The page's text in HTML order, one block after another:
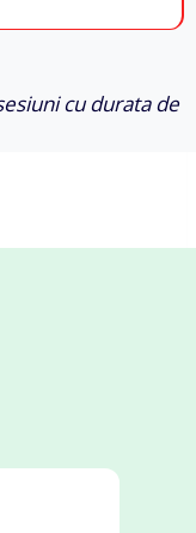
cu durata de